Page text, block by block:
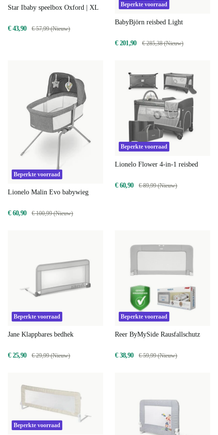
Star Ibaby speelbox Oxford | XL
€ 43,90 € 57,99 (Nieuw)
Beperkte voorraad
BabyBjörn reisbed Light
€ 201,90 € 285,38 (Nieuw)
Beperkte voorraad
Lionelo Malin Evo babywieg
€ 60,90 € 100,99 (Nieuw)
Beperkte voorraad
Lionelo Flower 4-in-1 reisbed
€ 60,90 € 89,99 (Nieuw)
Beperkte voorraad
Jane Klappbares bedhek
€ 25,90 € 29,99 (Nieuw)
Beperkte voorraad
Reer ByMySide Rausfallschutz
€ 38,90 € 59,99 (Nieuw)
Beperkte voorraad